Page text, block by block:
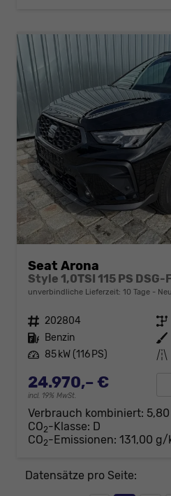
Seat Arona
unverbindliche Lieferzeit: 10 Tage
Fahrzeugnr. 202804 Getriebe
Kraftstoff Benzin Außenfarbe
Leistung 85 kW (116 PS) Kilometerstand
24.970,– €
incl. 19% MwSt.
Verbrauch kombiniert:
CO2-Klasse: D
CO2-Emissionen: 131,00 g/
Datensätze pro Seite: